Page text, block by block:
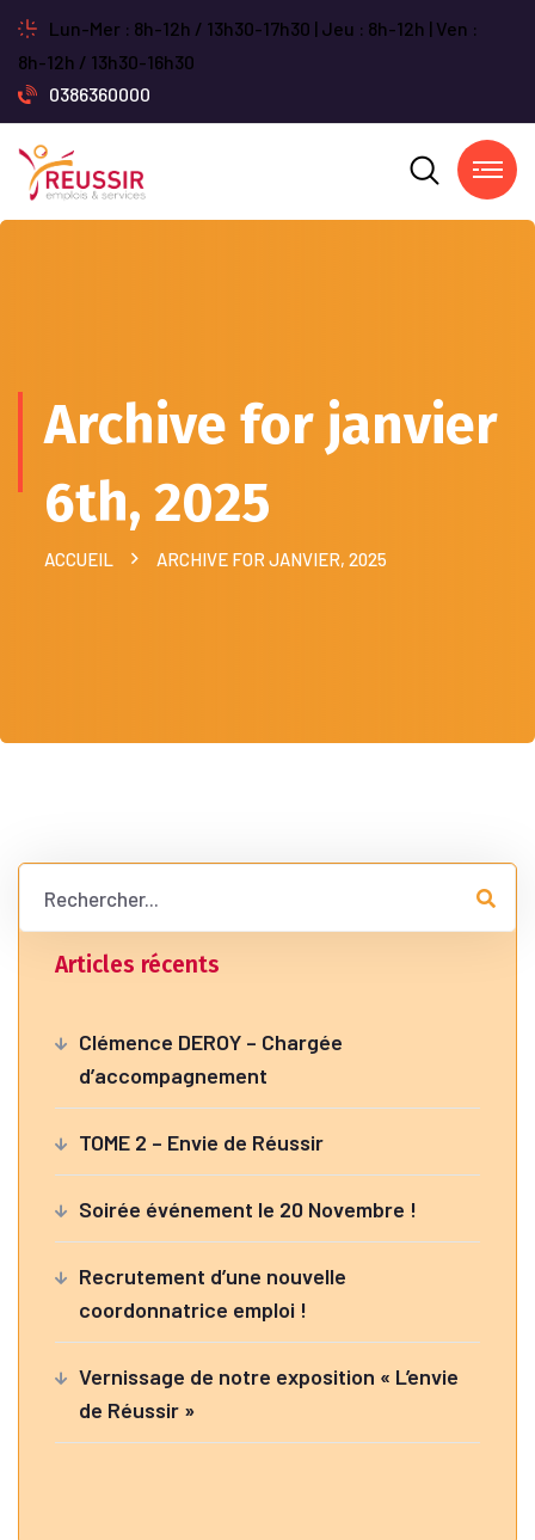
Lun-Mer : 8h-12h / 13h30-17h30 | Jeu : 8h-12h | Ven :
8h-12h / 13h30-16h30
0386360000
Archive for janvier
6th, 2025
ACCUEIL ARCHIVE FOR JANVIER, 2025
Articles récents
Clémence DEROY – Chargée
d’accompagnement
TOME 2 – Envie de Réussir
Soirée événement le 20 Novembre !
Recrutement d’une nouvelle
coordonnatrice emploi !
Vernissage de notre exposition « L’envie
de Réussir »